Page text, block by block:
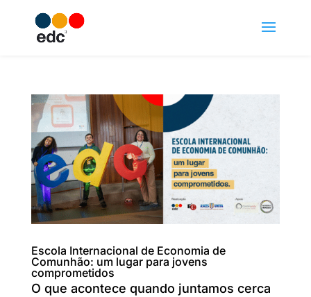
Escola Internacional de Economia de
Comunhão: um lugar para jovens
comprometidos
O que acontece quando juntamos cerca